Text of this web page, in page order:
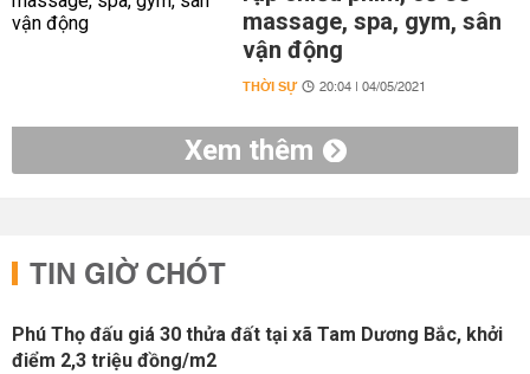
massage, spa, gym, sân
vận động
THỜI SỰ 20:04 | 04/05/2021
Xem thêm
TIN GIỜ CHÓT
Phú Thọ đấu giá 30 thửa đất tại xã Tam Dương Bắc, khởi
điểm 2,3 triệu đồng/m2